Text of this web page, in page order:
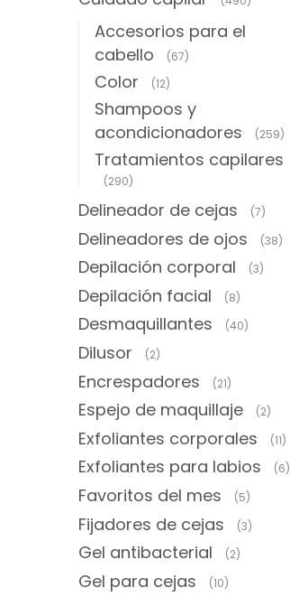
Accesorios para el
cabello
(67)
Color (12)
Shampoos y
acondicionadores
(259)
Tratamientos capilares
(290)
Delineador de cejas (7)
Delineadores de ojos (38)
Depilación corporal (3)
Depilación facial (8)
Desmaquillantes (40)
Dilusor (2)
Encrespadores (21)
Espejo de maquillaje (2)
Exfoliantes corporales (11)
Exfoliantes para labios (6)
Favoritos del mes (5)
Fijadores de cejas (3)
Gel antibacterial (2)
Gel para cejas (10)